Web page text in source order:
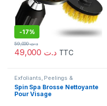
-17%
د.ت
د.ت59,000
TTC
Exfoliants, Peelings &
Gommages
Spin Spa Brosse Nettoyante
Pour Visage